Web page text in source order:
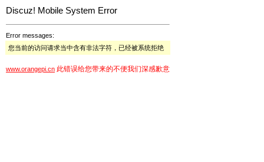
Discuz! Mobile System Error
Error messages:
您当前的访问请求当中含有非法字符，已经被系统拒绝
www.orangepi.cn 此错误给您带来的不便我们深感歉意